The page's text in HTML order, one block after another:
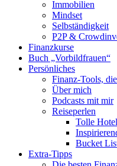
Immobilien
Mindset
Selbständigkeit
P2P &
Finanzkurse
Buch „Vorbildfrauen“
Persönliches
Finanz-Tools,
Über mich
Podcasts mit mir
Reiseperlen
Tolle
Bucket
Extra-Tipps